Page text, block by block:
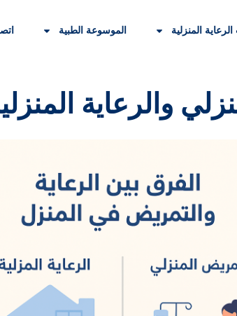
المنزلية الموسوعة الطبية
والرعاية